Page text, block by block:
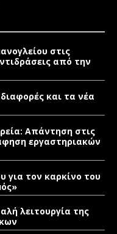
στις
από την
και τα νέα
Απάντηση στις
εργαστηριακών
για τον καρκίνο του
λειτουργία της